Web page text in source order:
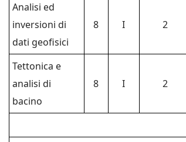
Analisi ed
inversioni di
dati geofisici
8 I 2
Tettonica e
analisi di
bacino
8 I 2